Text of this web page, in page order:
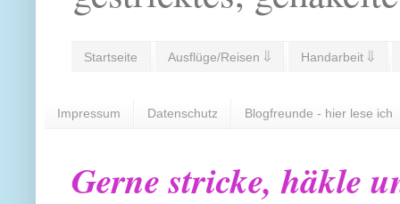
Startseite Ausflüge/Reisen ⇓ Handarbeit ⇓
Impressum Datenschutz Blogfreunde - hier lese ich
Gerne stricke, häkle